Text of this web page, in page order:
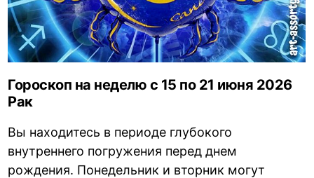
Гороскоп на неделю с 15 по 21 июня 2026
Рак
Вы находитесь в периоде глубокого
внутреннего погружения перед днем
рождения. Понедельник и вторник могут